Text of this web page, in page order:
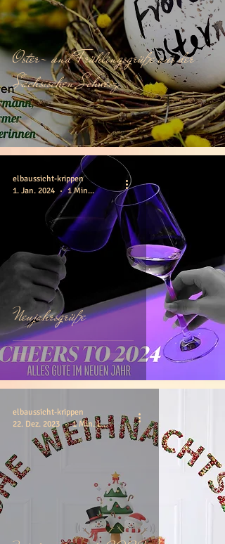
Oster- und Frühlingsgrüße aus der
Sächsischen Schweiz
Neujahrsgrüße
elbaussicht-krippen
1. Jan. 2024
1 Min. Lesezeit
elbaussicht-krippen
22. Dez. 2023
1 Min. Lesezeit